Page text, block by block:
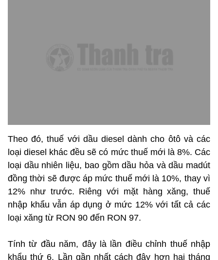
Theo đó, thuế với dầu diesel dành cho ôtô và các
loại diesel khác đều sẽ có mức thuế mới là 8%. Các
loại dầu nhiên liệu, bao gồm dầu hỏa và dầu madút
đồng thời sẽ được áp mức thuế mới là 10%, thay vì
12% như trước. Riêng với mặt hàng xăng, thuế
nhập khẩu vẫn áp dụng ở mức 12% với tất cả các
loại xăng từ RON 90 đến RON 97.
Tính từ đầu năm, đây là lần điều chỉnh thuế nhập
khẩu thứ 6. Lần gần nhất cách đây hơn hai tháng